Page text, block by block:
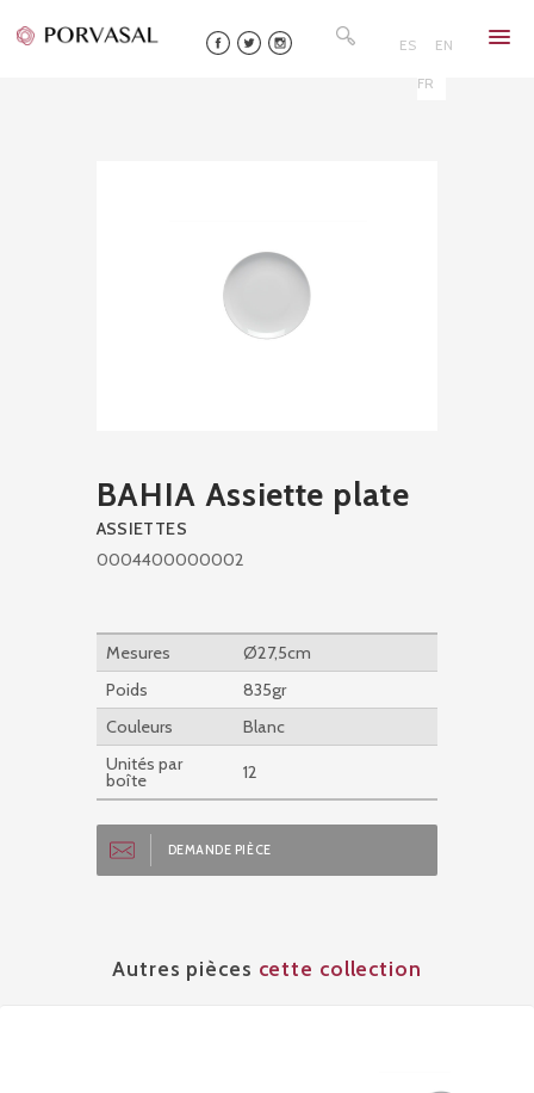
to
ES EN
FR
BAHIA Assiette plate
ASSIETTES
0004400000002
Mesures
Ø27,5cm
Poids
835gr
Couleurs
Blanc
Unités par
boîte 12
DEMANDE PIÈCE
Autres pièces cette collection